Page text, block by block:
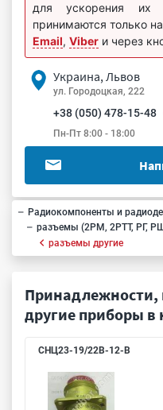
для ускорения их
принимаются только на
Email, Viber и через
Украина, Львов
ул. Городоцкая, 222
+38 (050) 478-15-48
Пн-Пт 8:00 - 18:00
Радиокомпоненты и
разъемы (2РМ, 2РТТ, РГ,
разъемы другие
Принадлежности,
другие приборы в
СНЦ23-19/22В-12-В